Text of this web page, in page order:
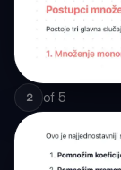
2 of 5